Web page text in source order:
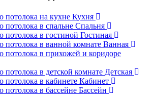
Кухня
Спальня
Гостиная
Ванная
Детская
Кабинет
Бассейн